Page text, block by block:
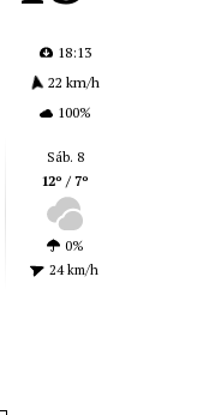
18:13
22 km/h
100%
Sáb. 8
12º / 7º
0%
24 km/h